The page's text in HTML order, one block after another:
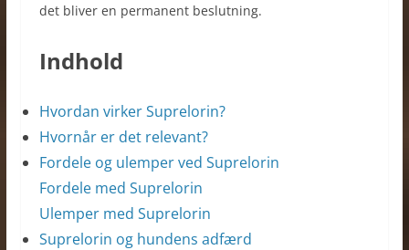
det bliver en permanent beslutning.
Indhold
Hvordan virker Suprelorin?
Hvornår er det relevant?
Fordele og ulemper ved Suprelorin
Fordele med Suprelorin
Ulemper med Suprelorin
Suprelorin og hundens adfærd